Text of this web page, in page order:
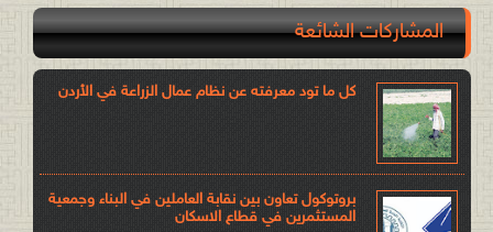
المشاركات الشائعة
كل ما تود معرفته عن نظام عمال الزراعة في الأردن
بروتوكول تعاون بين نقابة العاملين في البناء وجمعية
المستثمرين في قطاع الاسكان